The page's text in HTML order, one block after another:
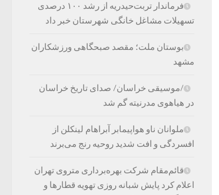
فرماندار تربت‌حیدریه از رشد ۱۰۰ درصدی
تسهیلات مشاغل خانگی شهرستان خبر داد
بوستان ملت؛ مقصد صبحگاهی ورزشکاران
مشهد
/موسیقی خراسان/ صدای تاریخ خراسان
در هیاهوی مدرنیته گم شد
ملوانان ناو هواپیمابر آبراهام لینکلن از
افسردگی و افت شدید روحیه رنج می‌برند
قائم‌مقام شرکت بهره‌برداری متروی تهران
اعلام کرد پایش شبانه روزی تهویه قطارها و